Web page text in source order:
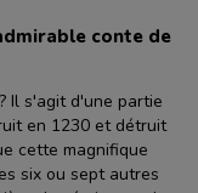
conte de
Il s'agit d'une partie
en 1230 et détruit
cette magnifique
six ou sept autres